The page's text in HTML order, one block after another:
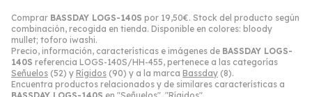
Comprar BASSDAY LOGS-140S por 19,50€. Stock del producto según
combinación, recogida en tienda. Disponible en colores: bloody
mullet; toforo iwashi.
Precio, información, características e imágenes de BASSDAY LOGS-
140S referencia LOGS-140S/HH-455, pertenece a las categorías
Señuelos (52) y Rígidos (90) y a la marca Bassday (8).
Encuentra productos relacionados y de similares características a